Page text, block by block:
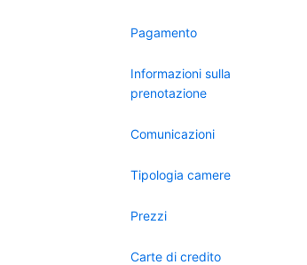
Pagamento
Informazioni sulla
prenotazione
Comunicazioni
Tipologia camere
Prezzi
Carte di credito